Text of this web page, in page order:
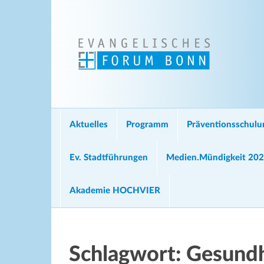
Aktuelles Programm
Ev. Stadtführungen Medien.Mündigkeit
Akademie HOCHVIER
Schlagwort: